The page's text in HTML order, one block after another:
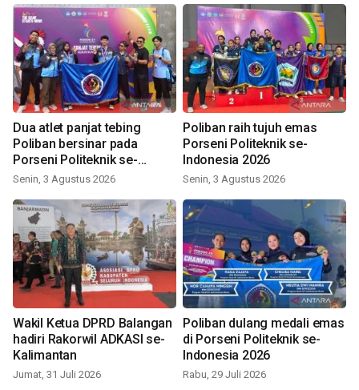
Dua atlet panjat tebing
Poliban bersinar pada
Porseni Politeknik se-
Indonesia 2026
Senin, 3 Agustus 2026
Poliban raih tujuh emas
Porseni Politeknik se-
Indonesia 2026
Senin, 3 Agustus 2026
Wakil Ketua DPRD Balangan
hadiri Rakorwil ADKASI se-
Kalimantan
Jumat, 31 Juli 2026
Poliban dulang medali emas
di Porseni Politeknik se-
Indonesia 2026
Rabu, 29 Juli 2026